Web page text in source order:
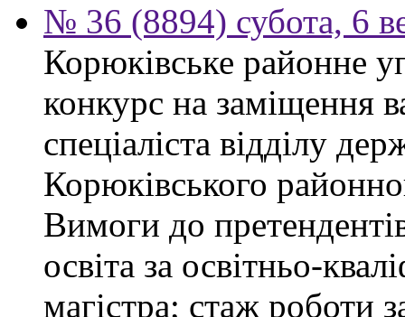
№ 36 (8894) субота, 6
Корюківське районне
конкурс на заміщення
спеціаліста відділу
Корюківського
Вимоги до
освіта за освітньо-
магістра; стаж роботи